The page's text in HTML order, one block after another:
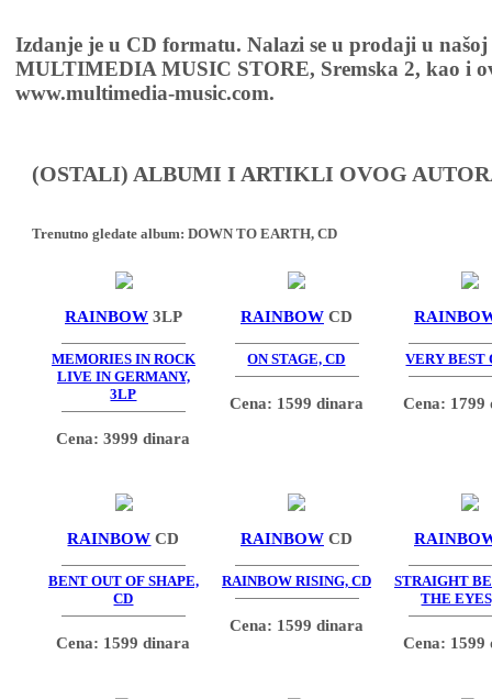
Izdanje je u CD formatu. Nalazi se u prodaji u
MULTIMEDIA MUSIC STORE, Sremska 2, kao i
www.multimedia-music.com.
(OSTALI) ALBUMI I ARTIKLI OVOG
Trenutno gledate album: DOWN TO EARTH, CD
RAINBOW 3LP
MEMORIES IN ROCK
LIVE IN GERMANY,
3LP
Cena: 3999 dinara
RAINBOW CD
ON STAGE, CD
Cena: 1599 dinara
VERY BEST
Cena: 1799
RAINBOW CD
BENT OUT OF SHAPE,
CD
Cena: 1599 dinara
RAINBOW CD
RAINBOW RISING, CD
Cena: 1599 dinara
STRAIGHT
THE
Cena: 1599